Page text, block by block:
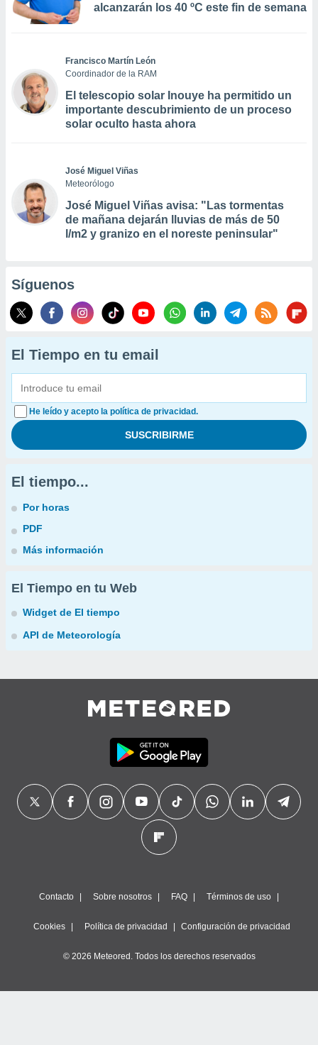
alcanzarán los 40 ºC este fin de semana
Francisco Martín León
Coordinador de la RAM
El telescopio solar Inouye ha permitido un
importante descubrimiento de un proceso
solar oculto hasta ahora
José Miguel Viñas
Meteorólogo
José Miguel Viñas avisa: "Las tormentas
de mañana dejarán lluvias de más de 50
l/m2 y granizo en el noreste peninsular"
Síguenos
El Tiempo en tu email
He leído y acepto la política de privacidad.
El tiempo...
Por horas
PDF
Más información
El Tiempo en tu Web
Widget de El tiempo
API de Meteorología
Contacto Sobre nosotros FAQ Términos de uso
Cookies Política de privacidad Configuración de privacidad
© 2026 Meteored. Todos los derechos reservados